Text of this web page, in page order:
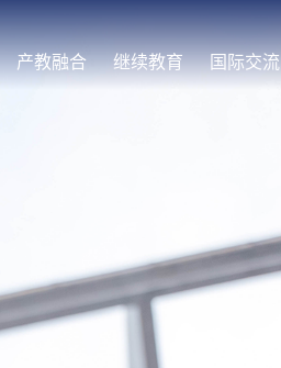
产教融合 继续教育 国际交流